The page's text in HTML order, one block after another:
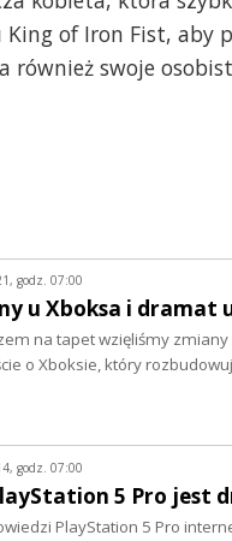
King of Iron Fist,
również swoje
godz. 07:00
u Xboksa i dramat
na tapet wzięliśmy
o Xboksie, który
godz. 07:00
5 Pro jest
PlayStation 5 Pro